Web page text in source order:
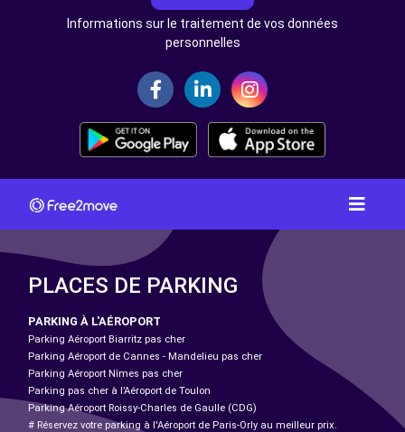
Informations sur le traitement de vos données
personnelles
PLACES DE PARKING
PARKING À L'AÉROPORT
Parking Aéroport Biarritz pas cher
Parking Aéroport de Cannes - Mandelieu pas cher
Parking Aéroport Nîmes pas cher
Parking pas cher à l’Aéroport de Toulon
Parking Aéroport Roissy-Charles de Gaulle (CDG)
# Réservez votre parking à l'Aéroport de Paris-Orly au meilleur prix.